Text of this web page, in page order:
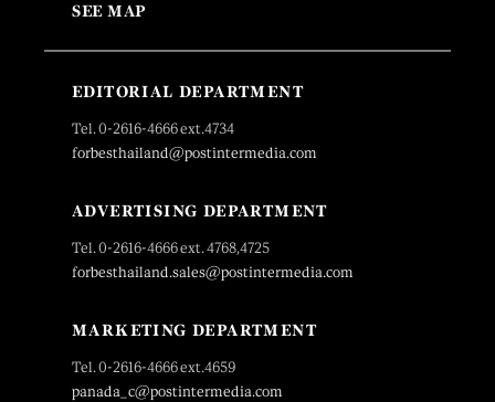
SEE MAP
EDITORIAL DEPARTMENT
Tel. 0-2616-4666 ext.4734
forbesthailand@postintermedia.com
ADVERTISING DEPARTMENT
Tel. 0-2616-4666 ext. 4768,4725
forbesthailand.sales@postintermedia.com
MARKETING DEPARTMENT
Tel. 0-2616-4666 ext.4659
panada_c@postintermedia.com